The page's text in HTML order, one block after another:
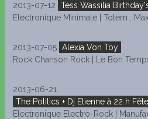
2013-07-12
Tess Wassilia
Electronique Minimale | Totem ,
2013-07-05 Alexia Von Toy
Rock Chanson Rock | Le Bon
2013-06-21
The Politics + Dj Etienne à 22 h
Electronique Electro-Rock |